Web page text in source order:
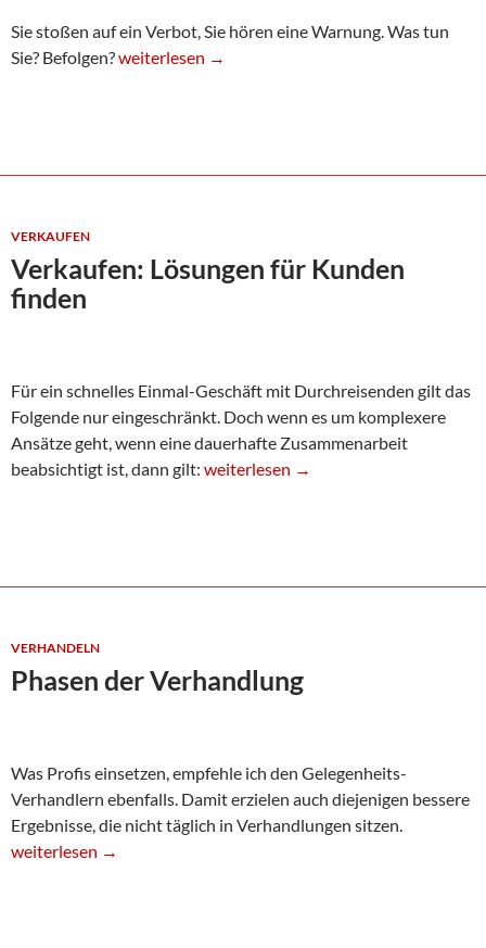
Sie stoßen auf ein Verbot, Sie hören eine Warnung. Was tun
Sie? Befolgen?Verbote beachten, oder?
weiterlesen →
VERKAUFEN
Verkaufen: Lösungen für Kunden
finden
Für ein schnelles Einmal-Geschäft mit Durchreisenden gilt das
Folgende nur eingeschränkt. Doch wenn es um komplexere
Ansätze geht, wenn eine dauerhafte Zusammenarbeit
beabsichtigt ist, dann gilt: Verkaufen: Lösungen für Kunden
weiterlesen →
VERHANDELN
Phasen der Verhandlung
Was Profis einsetzen, empfehle ich den Gelegenheits-
Verhandlern ebenfalls. Damit erzielen auch diejenigen bessere
Ergebnisse, die nicht täglich in Verhandlungen sitzen.
Phasen der Verhandlung
weiterlesen →